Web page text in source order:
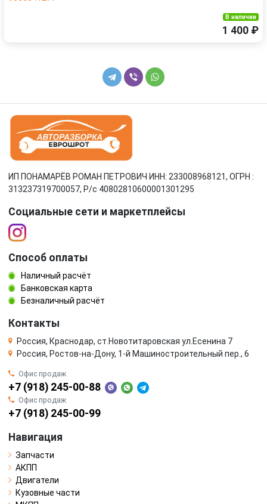
В наличии
1 400 ₽
ИП ПОНАМАРЁВ РОМАН ПЕТРОВИЧ ИНН: 233008968121, ОГРН :
313237319700057, Р/c 40802810600001301295
Социальные сети и маркетплейсы
Способ оплаты
Наличный расчёт
Банковская карта
Безналичный расчёт
Контакты
Россия, Краснодар, ст.Новотитаровская ул.Есенина 7
Россия, Ростов-на-Дону, 1-й Машиностроительный пер., 6
Офис продаж
+7 (918) 245-00-88
Офис продаж
+7 (918) 245-00-99
Навигация
Запчасти
АКПП
Двигатели
Кузовные части